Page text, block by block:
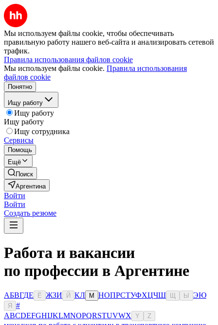
Мы используем файлы cookie, чтобы обеспечивать
правильную работу нашего веб-сайта и анализировать сетевой
трафик.
Правила использования файлов cookie
Мы используем файлы cookie. Правила использования
файлов cookie
Понятно
Ищу работу
Ищу работу
Ищу работу
Ищу сотрудника
Сервисы
Помощь
Ещё
Поиск
Аргентина
Войти
Войти
Создать резюме
Работа и вакансии
по профессии в Аргентине
АБВГДЕ Ё ЖЗИ Й КЛ М НОПРСТУФХЦЧШ Ы ЭЮ
Я
#
ABCDEFGHIJKLMNOPQRSTUVWX Y Z